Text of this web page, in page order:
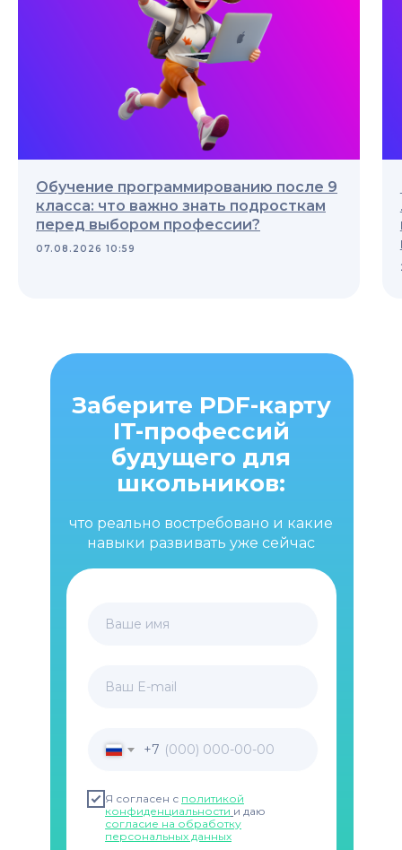
Обучение программированию после 9
класса: что важно знать подросткам
перед выбором профессии?
07.08.2026 10:59
Ваше имя
Ваш E-mail
+7
Я согласен с политикой
конфиденциальности и даю
согласие на обработку
персональных данных
Заберите PDF-карту
IT-профессий
будущего для
школьников:
что реально востребовано и какие
навыки развивать уже сейчас